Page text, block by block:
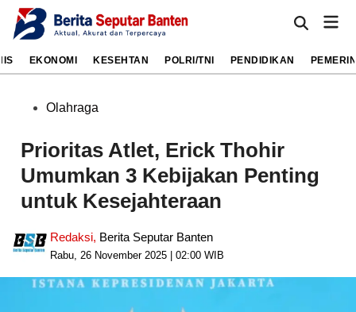
Skip
Open
EKONOMI KESEHTAN POLRI/TNI PENDIDIKAN
PostedOlahraga
Prioritas Atlet, Erick Thohir
Umumkan 3 Kebijakan Penting
untuk Kesejahteraan
Redaksi, Berita Seputar Banten
Rabu, 26 November 2025 | 02:00 WIB